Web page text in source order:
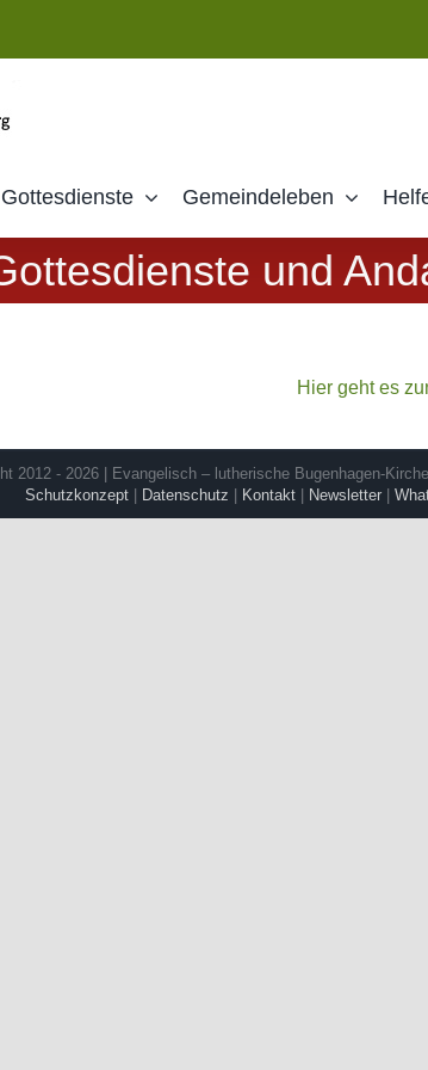
Gottesdienste Gemeindeleben
und
Hier geht es
2012 - 2026 | Evangelisch – lutherische Bugenhagen-
Schutzkonzept| Datenschutz Kontakt| Newsletter|